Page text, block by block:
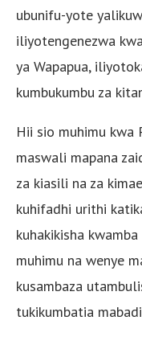
ubunifu-yote
iliyotengenezwa
ya Wapapua,
kumbukumbu za
Hii sio muhimu kwa
maswali mapana
za kiasili na za
kuhifadhi urithi
kuhakikisha
muhimu na wenye
kusambaza
tukikumbatia